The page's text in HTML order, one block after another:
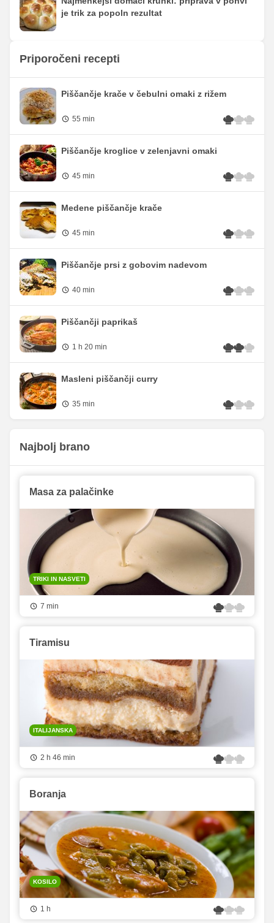
je trik za popoln rezultat
Priporočeni recepti
Piščančje krače v čebulni omaki z rižem
55 min
Piščančje kroglice v zelenjavni omaki
45 min
Medene piščančje krače
45 min
Piščančje prsi z gobovim nadevom
40 min
Piščančji paprikaš
1 h 20 min
Masleni piščančji curry
35 min
Najbolj brano
Masa za palačinke
TRIKI IN NASVETI
7 min
Tiramisu
ITALIJANSKA
2 h 46 min
Boranja
KOSILO
1 h